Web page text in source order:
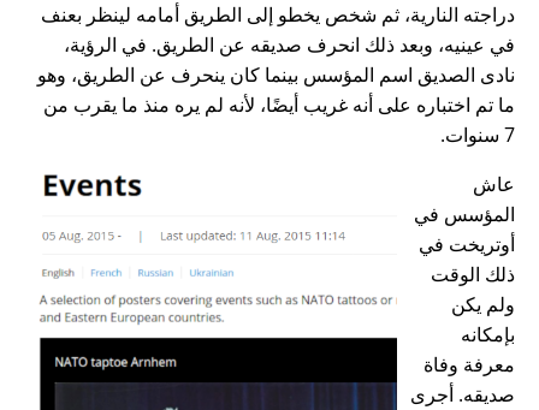
دراجته النارية، ثم شخص يخطو إلى الطريق أمامه لينظر بعنف
في عينيه، وبعد ذلك انحرف صديقه عن الطريق. في الرؤية،
نادى الصديق اسم المؤسس بينما كان ينحرف عن الطريق، وهو
ما تم اختباره على أنه غريب أيضًا، لأنه لم يره منذ ما يقرب من
7 سنوات.
عاش
المؤسس في
أوتريخت في
ذلك الوقت
ولم يكن
بإمكانه
معرفة وفاة
صديقه. أجرى